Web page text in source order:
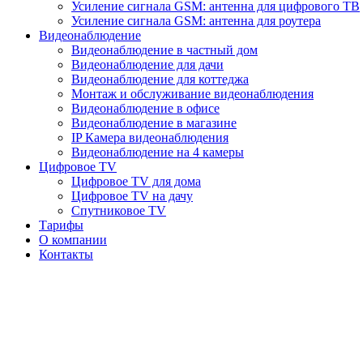
Усиление сигнала GSM: антенна для цифрового ТВ
Усиление сигнала GSM: антенна для роутера
Видеонаблюдение
Видеонаблюдение в частный дом
Видеонаблюдение для дачи
Видеонаблюдение для коттеджа
Монтаж и обслуживание видеонаблюдения
Видеонаблюдение в офисе
Видеонаблюдение в магазине
IP Камера видеонаблюдения
Видеонаблюдение на 4 камеры
Цифровое TV
Цифровое TV для дома
Цифровое TV на дачу
Спутниковое TV
Тарифы
О компании
Контакты